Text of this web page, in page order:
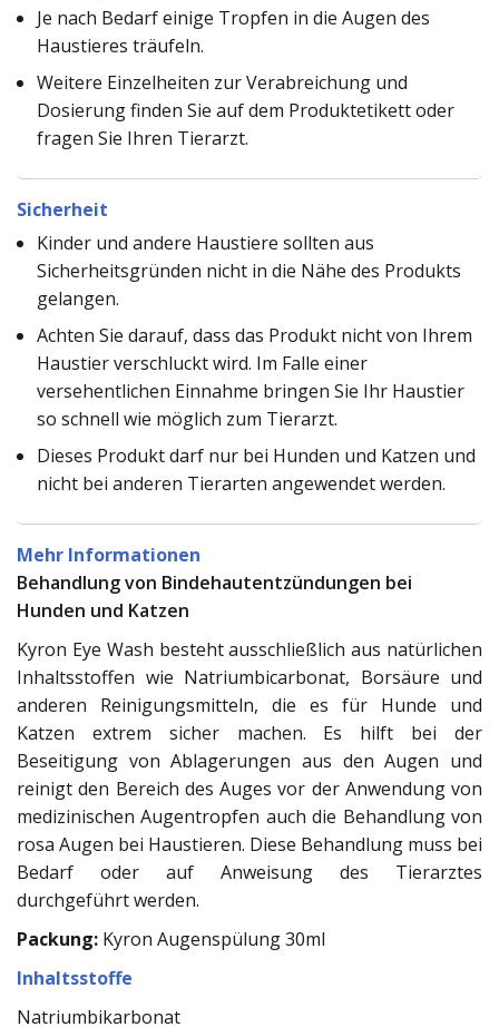
Je nach Bedarf einige Tropfen in die Augen des
Haustieres träufeln.
Weitere Einzelheiten zur Verabreichung und
Dosierung finden Sie auf dem Produktetikett oder
fragen Sie Ihren Tierarzt.
Sicherheit
Kinder und andere Haustiere sollten aus
Sicherheitsgründen nicht in die Nähe des Produkts
gelangen.
Achten Sie darauf, dass das Produkt nicht von Ihrem
Haustier verschluckt wird. Im Falle einer
versehentlichen Einnahme bringen Sie Ihr Haustier
so schnell wie möglich zum Tierarzt.
Dieses Produkt darf nur bei Hunden und Katzen und
nicht bei anderen Tierarten angewendet werden.
Mehr Informationen
Behandlung von Bindehautentzündungen bei
Hunden und Katzen
Kyron Eye Wash besteht ausschließlich aus natürlichen
Inhaltsstoffen wie Natriumbicarbonat, Borsäure und
anderen Reinigungsmitteln, die es für Hunde und
Katzen extrem sicher machen. Es hilft bei der
Beseitigung von Ablagerungen aus den Augen und
reinigt den Bereich des Auges vor der Anwendung von
medizinischen Augentropfen auch die Behandlung von
rosa Augen bei Haustieren. Diese Behandlung muss bei
Bedarf oder auf Anweisung des Tierarztes
durchgeführt werden.
Packung: Kyron Augenspülung 30ml
Inhaltsstoffe
Natriumbikarbonat